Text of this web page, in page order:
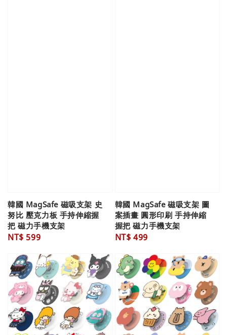
韓國 MagSafe 磁吸支架 史
努比 壓克力板 手持伸縮握
把 磁力手機支架
Regular
NT$ 599
韓國 MagSafe 磁吸支架 圖
案插畫 圓形印刷 手持伸縮
握把 磁力手機支架
Regular
NT$ 499